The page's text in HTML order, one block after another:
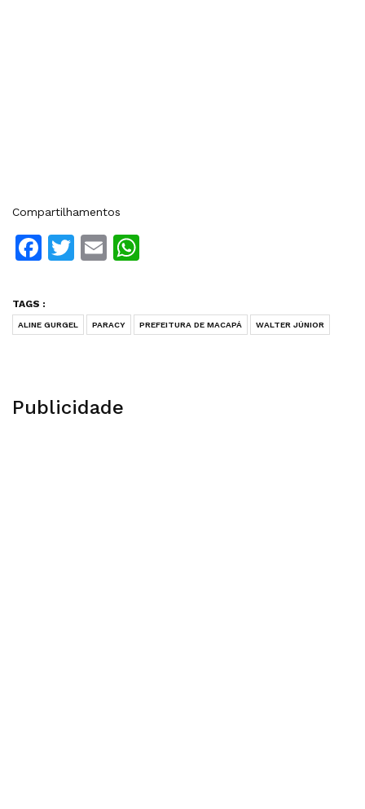
Compartilhamentos
Facebook
Twitter
Email
TAGS :
ALINE GURGEL PARACY PREFEITURA DE MACAPÁ WALTER JÚNIOR
Publicidade